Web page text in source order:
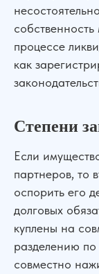
процессе
как
Степени
Если
партнеров, то
оспорить его
долговых
куплены на
разделению
совместно